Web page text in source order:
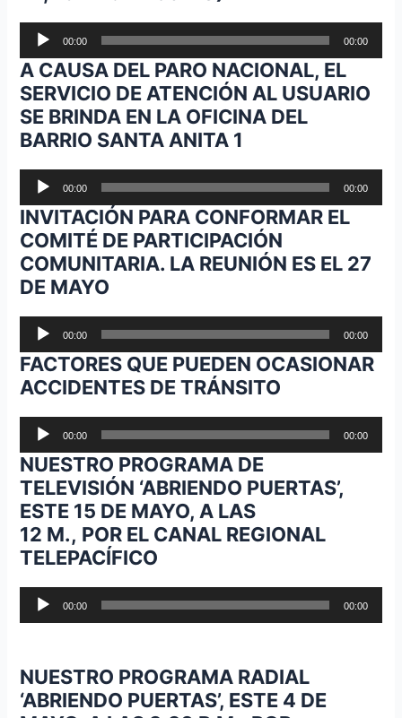
Reproductor
audio
00:00 00:00
A CAUSA DEL PARO NACIONAL, EL
SERVICIO DE ATENCIÓN AL USUARIO
SE BRINDA EN LA OFICINA DEL
BARRIO SANTA ANITA 1
Reproductor
audio
00:00 00:00
INVITACIÓN PARA CONFORMAR EL
COMITÉ DE PARTICIPACIÓN
COMUNITARIA. LA REUNIÓN ES EL 27
DE MAYO
Reproductor
audio
00:00 00:00
FACTORES QUE PUEDEN OCASIONAR
ACCIDENTES DE TRÁNSITO
Reproductor
audio
00:00 00:00
NUESTRO PROGRAMA DE
TELEVISIÓN ‘ABRIENDO PUERTAS’,
ESTE 15 DE MAYO, A LAS
12 M., POR EL CANAL REGIONAL
TELEPACÍFICO
Reproductor
00:00 00:00
NUESTRO PROGRAMA RADIAL
‘ABRIENDO PUERTAS’, ESTE 4 DE